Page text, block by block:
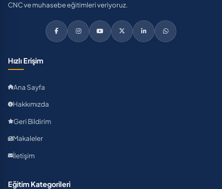
CNC ve muhasebe eğitimleri veriyoruz.
Hızlı Erişim
Ana Sayfa
Hakkımızda
Geri Bildirim
Makaleler
İletişim
Eğitim Kategorileri